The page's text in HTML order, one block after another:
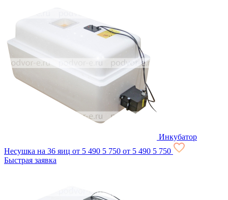
Инкубатор
Несушка на 36 яиц от 5 490 5 750 от 5 490 5 750
Быстрая заявка